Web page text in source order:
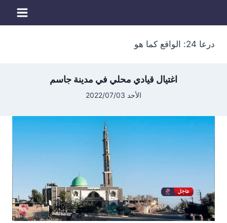
درعا 24: الواقع كما هو
اغتيال قيادي محلي في مدينة جاسم
الأحد 2022/07/03